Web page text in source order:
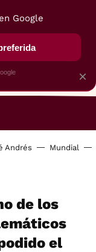
Andrés Mundial
de los
el
×
Google